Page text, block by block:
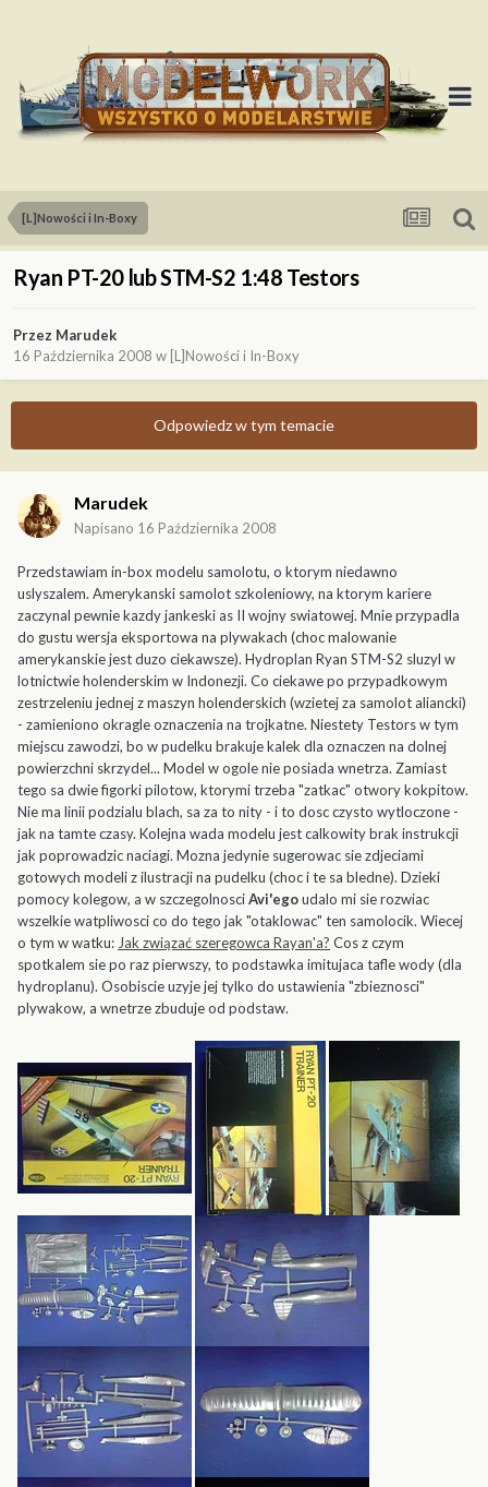
[L]Nowości i In-Boxy
Ryan PT-20 lub STM-S2 1:48 Testors
Przez Marudek
16 Października 2008 w [L]Nowości i In-Boxy
Odpowiedz w tym temacie
Marudek
Napisano 16 Października 2008
Przedstawiam in-box modelu samolotu, o ktorym niedawno
uslyszalem. Amerykanski samolot szkoleniowy, na ktorym kariere
zaczynal pewnie kazdy jankeski as II wojny swiatowej. Mnie przypadla
do gustu wersja eksportowa na plywakach (choc malowanie
amerykanskie jest duzo ciekawsze). Hydroplan Ryan STM-S2 sluzyl w
lotnictwie holenderskim w Indonezji. Co ciekawe po przypadkowym
zestrzeleniu jednej z maszyn holenderskich (wzietej za samolot aliancki)
- zamieniono okragle oznaczenia na trojkatne. Niestety Testors w tym
miejscu zawodzi, bo w pudelku brakuje kalek dla oznaczen na dolnej
powierzchni skrzydel... Model w ogole nie posiada wnetrza. Zamiast
tego sa dwie figorki pilotow, ktorymi trzeba "zatkac" otwory kokpitow.
Nie ma linii podzialu blach, sa za to nity - i to dosc czysto wytloczone -
jak na tamte czasy. Kolejna wada modelu jest calkowity brak instrukcji
jak poprowadzic naciagi. Mozna jedynie sugerowac sie zdjeciami
gotowych modeli z ilustracji na pudelku (choc i te sa bledne). Dzieki
pomocy kolegow, a w szczegolnosciAvi'egoudalo mi sie rozwiac
wszelkie watpliwosci co do tego jak "otaklowac" ten samolocik. Wiecej
o tym w watku: Jak związać szeregowca Rayan'a? Cos z czym
spotkalem sie po raz pierwszy, to podstawka imitujaca tafle wody (dla
hydroplanu). Osobiscie uzyje jej tylko do ustawienia "zbieznosci"
plywakow, a wnetrze zbuduje od podstaw.